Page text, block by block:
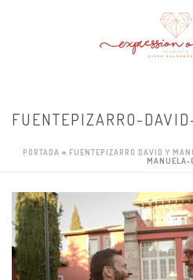
FUENTEPIZARRO-
PORTADA » FUENTEPIZARRO DAVID Y
MANUELA-